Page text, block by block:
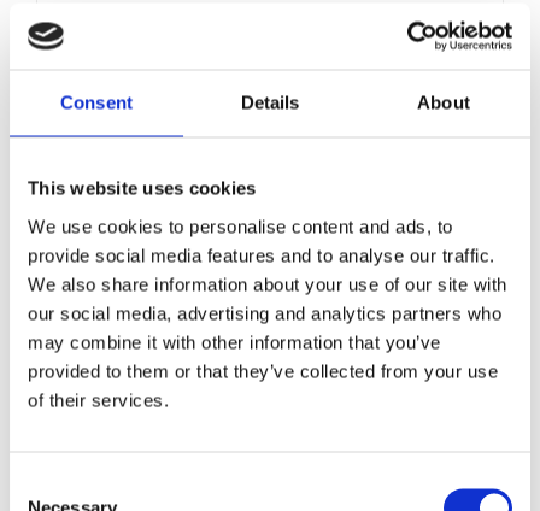
Consent Details About
This website uses cookies
We use cookies to personalise content and ads, to
provide social media features and to analyse our traffic.
We also share information about your use of our site with
our social media, advertising and analytics partners who
may combine it with other information that you’ve
provided to them or that they’ve collected from your use
of their services.
Necessary
logística para ferias,
eventos, transporte de equipos para eventos
transporte de material promocional
transporte para convenciones
vehículos con etiqueta ECO,vehículos ECO para
eventos,vehículos industriales para eventos
Consejos y opinión
Septiembre tiene algo de pistoletazo de salida.
Vuelven las reuniones presenciales, los congresos,
las ferias, las convenciones internas, las
presentaciones de producto, los eventos
comerciales y las...